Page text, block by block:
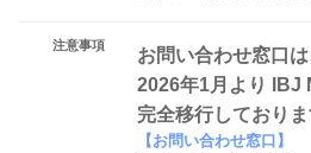
注意事項
お問い合わせ窓口は
2026年1月より IBJ
完全移行しておりま
【お問い合わせ窓口】